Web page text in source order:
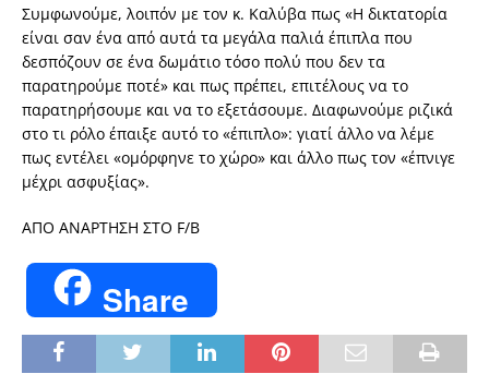
Συμφωνούμε, λοιπόν με τον κ. Καλύβα πως «Η δικτατορία
είναι σαν ένα από αυτά τα μεγάλα παλιά έπιπλα που
δεσπόζουν σε ένα δωμάτιο τόσο πολύ που δεν τα
παρατηρούμε ποτέ» και πως πρέπει, επιτέλους να το
παρατηρήσουμε και να το εξετάσουμε. Διαφωνούμε ριζικά
στο τι ρόλο έπαιξε αυτό το «έπιπλο»: γιατί άλλο να λέμε
πως εντέλει «ομόρφηνε το χώρο» και άλλο πως τον «έπνιγε
μέχρι ασφυξίας».
ΑΠΟ ΑΝΑΡΤΗΣΗ ΣΤΟ F/B
Share